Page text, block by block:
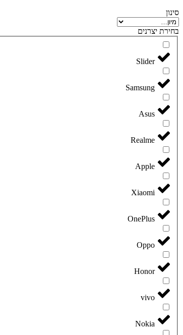
סינון
בחירת יצרנים
Slider
Samsung
Asus
Realme
Apple
Xiaomi
OnePlus
Oppo
Honor
vivo
Nokia